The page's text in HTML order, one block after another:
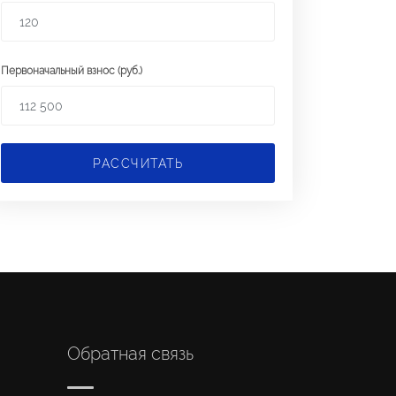
Первоначальный взнос (руб.)
РАССЧИТАТЬ
Обратная связь